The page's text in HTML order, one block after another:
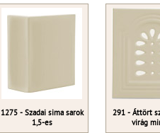
1275 - Szadai sima sarok
1,5-es
291 - Áttört
virág